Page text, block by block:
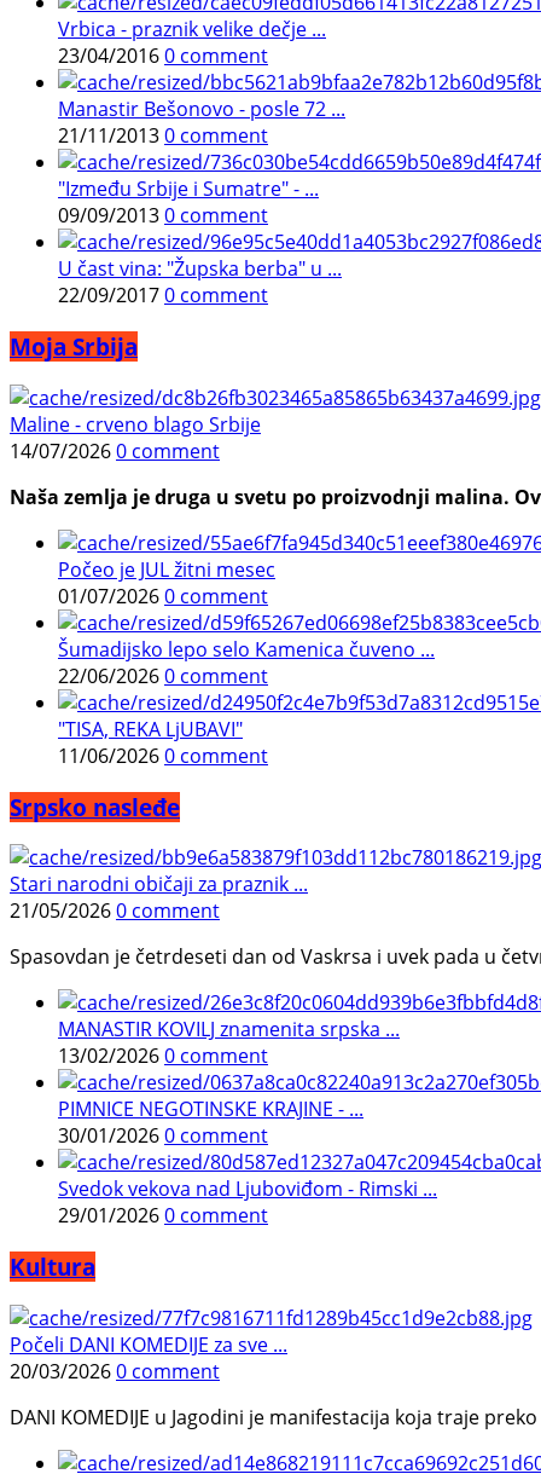
Vrbica - praznik velike dečje ...
23/04/20160 comment
Manastir Bešonovo - posle 72 ...
21/11/20130 comment
"Između Srbije i Sumatre" - ...
09/09/20130 comment
U čast vina: "Župska berba" u ...
22/09/20170 comment
Moja Srbija
Maline - crveno blago Srbije
14/07/20260 comment
Naša zemlja je druga u svetu po proizvodnji malina.
Počeo je JUL žitni mesec
01/07/20260 comment
Šumadijsko lepo selo Kamenica čuveno ...
22/06/20260 comment
"TISA, REKA LjUBAVI"
11/06/20260 comment
Srpsko nasleđe
Stari narodni običaji za praznik ...
21/05/20260 comment
Spasovdan je četrdeseti dan od Vaskrsa i uvek pada u
MANASTIR KOVILJ znamenita srpska ...
13/02/20260 comment
PIMNICE NEGOTINSKE KRAJINE - ...
30/01/20260 comment
Svedok vekova nad Ljuboviđom - Rimski ...
29/01/20260 comment
Kultura
Počeli DANI KOMEDIJE za sve ...
20/03/20260 comment
DANI KOMEDIJE u Jagodini je manifestacija koja traje